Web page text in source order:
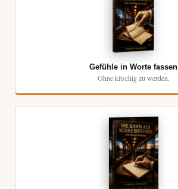
Gefühle in Worte fassen
Ohne kitschig zu werden.